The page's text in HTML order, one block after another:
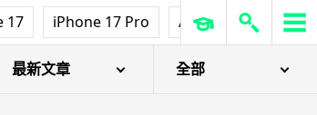
17 iPhone 17 Pro AirPods Pro 3
最新文章 全部